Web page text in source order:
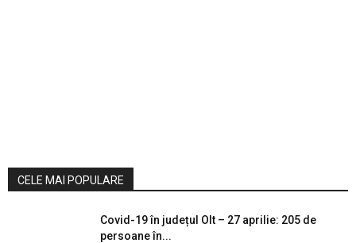
CELE MAI POPULARE
Covid-19 în județul Olt – 27 aprilie: 205 de
persoane în...